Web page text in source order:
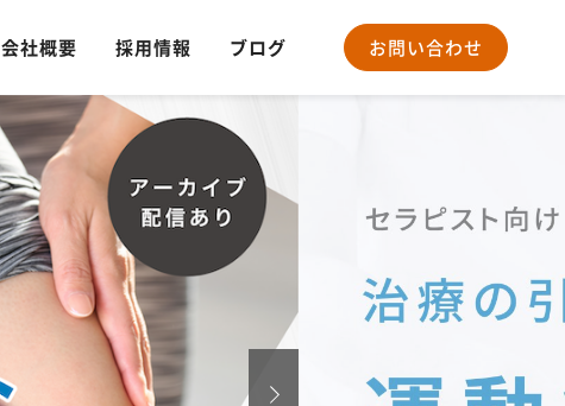
会社概要 採用情報 ブログ お問い合わせ